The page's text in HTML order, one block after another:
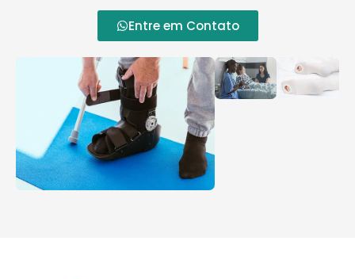
Entre em Contato